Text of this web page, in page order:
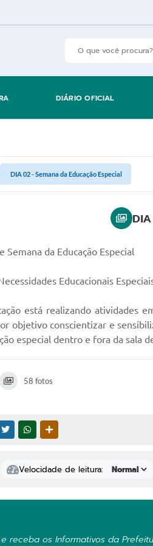
DIÁRIO OFICIAL
DIA 02 - Semana da Educação Especial
DIA
da Educação Especial
Educacionais
está realizando atividades
objetivo conscientizar e
especial dentro e fora da sala
58 fotos
TWITTERWHATSAPP
Velocidade de leitura:
receba os Informativos da